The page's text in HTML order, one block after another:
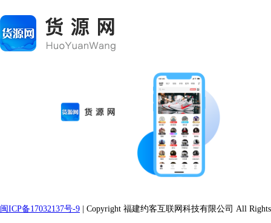
闽ICP备17032137号-9 | Copyright 福建约客互联网科技有限公司 All Rights